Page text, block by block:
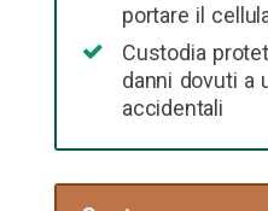
portare il
Custodia
danni dovuti a
accidentali